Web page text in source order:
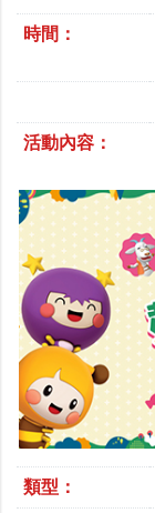
時間：
活動內容：
類型：